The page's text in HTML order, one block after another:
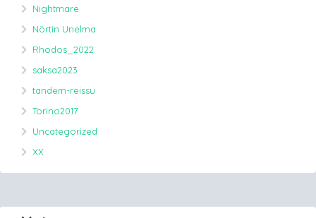
Nightmare
Nörtin Unelma
Rhodos_2022
saksa2023
tandem-reissu
Torino2017
Uncategorized
XX